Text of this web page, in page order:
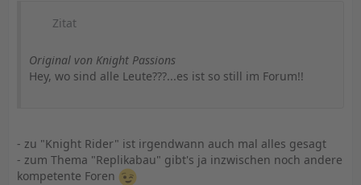
Zitat
Original von Knight Passions
Hey, wo sind alle Leute???...es ist so still im Forum!!
- zu "Knight Rider" ist irgendwann auch mal alles gesagt
- zum Thema "Replikabau" gibt's ja inzwischen noch andere
kompetente Foren